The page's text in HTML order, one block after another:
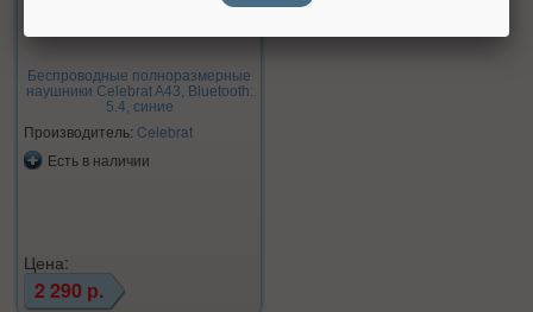
Беспроводные полноразмерные
наушники Celebrat A43, Bluetooth:
5.4, синие
Производитель: Celebrat
Есть в наличии
Цена:
2 290 р.